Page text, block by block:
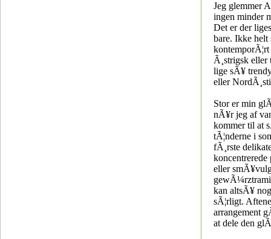
Jeg glemmer
ingen minder
Det er der
bare. Ikke helt
kontemporÃ¦rt
Ã¸strigsk
lige sÃ¥
eller
Stor er min
nÃ¥r jeg af
kommer til at
tÃ¦nderne i
fÃ¸rste
koncentrerede
eller
kan altsÃ¥
sÃ¦rligt.
arrangement
at dele den